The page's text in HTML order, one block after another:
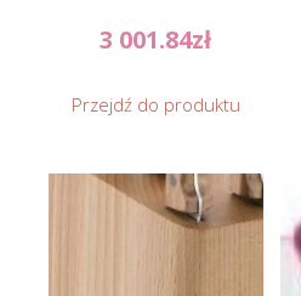
3 001.84zł
Przejdź do produktu